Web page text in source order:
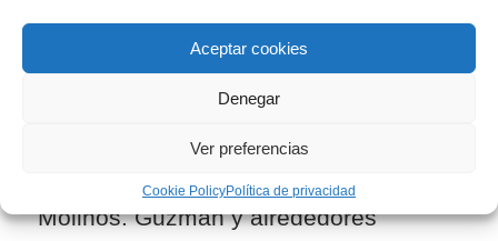
Aceptar cookies
Denegar
Ver preferencias
Cookie PolicyPolítica de privacidad
D. 15/2/2026 // Clausura de Roberto
Molinos. Guzmán y alrededores